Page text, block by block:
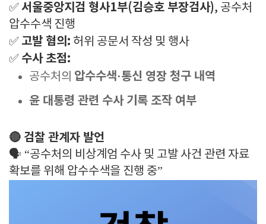
✅서울중앙지검 형사1부(김승호 부장검사), 공수처
압수수색 진행
✅ 고발 혐의: 허위 공문서 작성 및 행사
✅ 수사 초점:
공수처의 압수수색·통신 영장 청구 내역
윤 대통령 관련 수사 기록 조작 여부
🔴 검찰 관계자 발언
🗣️ “공수처의 비상계엄 수사 및 고발 사건 관련 자료
확보를 위해 압수수색을 진행 중”